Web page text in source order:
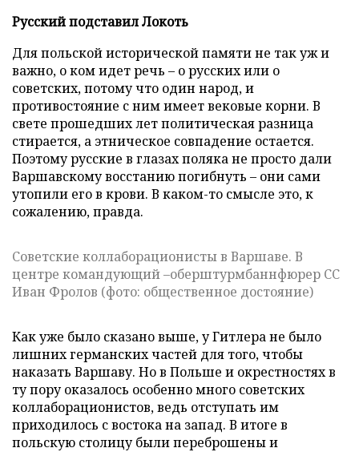
Русский подставил Локоть
Для польской исторической памяти не так уж и
важно, о ком идет речь – о русских или о
советских, потому что один народ, и
противостояние с ним имеет вековые корни. В
свете прошедших лет политическая разница
стирается, а этническое совпадение остается.
Поэтому русские в глазах поляка не просто дали
Варшавскому восстанию погибнуть – они сами
утопили его в крови. В каком-то смысле это, к
сожалению, правда.
Советские коллаборационисты в Варшаве. В
центре командующий –оберштурмбаннфюрер СС
Иван Фролов (фото: общественное достояние)
Как уже было сказано выше, у Гитлера не было
лишних германских частей для того, чтобы
наказать Варшаву. Но в Польше и окрестностях в
ту пору оказалось особенно много советских
коллаборационистов, ведь отступать им
приходилось с востока на запад. В итоге в
польскую столицу были переброшены и